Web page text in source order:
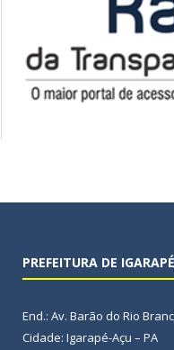
PREFEITURA DE
End.: Av. Barão do Rio
Cidade: Igarapé-Açu – PA